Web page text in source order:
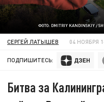
ФОТО: DMITRIY KANDINSKIY /
СЕРГЕЙ ЛАТЫШЕВ 04 НОЯБРЯ
ПОДПИШИТЕСЬ:
Битва за